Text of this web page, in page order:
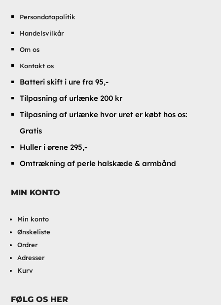
Persondatapolitik
Handelsvilkår
Om os
Kontakt os
Batteri skift i ure fra 95,-
Tilpasning af urlænke 200 kr
Tilpasning af urlænke hvor uret er købt hos os:
Gratis
Huller i ørene 295,-
Omtrækning af perle halskæde & armbånd
MIN KONTO
Min konto
Ønskeliste
Ordrer
Adresser
Kurv
FØLG OS HER